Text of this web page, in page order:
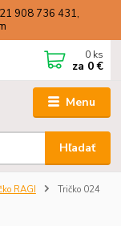
908 736 431,
Menu
Hľadať
0 ks
za 0 €
RAGI Tričko 024